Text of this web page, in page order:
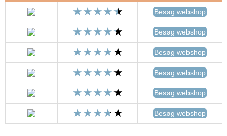
Besøg webshop
Besøg webshop
Besøg webshop
Besøg webshop
Besøg webshop
Besøg webshop